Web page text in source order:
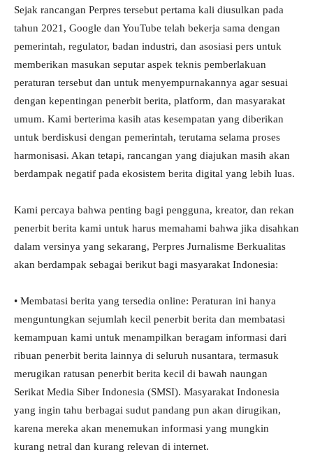
Sejak rancangan Perpres tersebut pertama kali diusulkan pada
tahun 2021, Google dan YouTube telah bekerja sama dengan
pemerintah, regulator, badan industri, dan asosiasi pers untuk
memberikan masukan seputar aspek teknis pemberlakuan
peraturan tersebut dan untuk menyempurnakannya agar sesuai
dengan kepentingan penerbit berita, platform, dan masyarakat
umum. Kami berterima kasih atas kesempatan yang diberikan
untuk berdiskusi dengan pemerintah, terutama selama proses
harmonisasi. Akan tetapi, rancangan yang diajukan masih akan
berdampak negatif pada ekosistem berita digital yang lebih luas.
Kami percaya bahwa penting bagi pengguna, kreator, dan rekan
penerbit berita kami untuk harus memahami bahwa jika disahkan
dalam versinya yang sekarang, Perpres Jurnalisme Berkualitas
akan berdampak sebagai berikut bagi masyarakat Indonesia:
• Membatasi berita yang tersedia online: Peraturan ini hanya
menguntungkan sejumlah kecil penerbit berita dan membatasi
kemampuan kami untuk menampilkan beragam informasi dari
ribuan penerbit berita lainnya di seluruh nusantara, termasuk
merugikan ratusan penerbit berita kecil di bawah naungan
Serikat Media Siber Indonesia (SMSI). Masyarakat Indonesia
yang ingin tahu berbagai sudut pandang pun akan dirugikan,
karena mereka akan menemukan informasi yang mungkin
kurang netral dan kurang relevan di internet.